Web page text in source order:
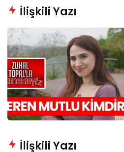
İlişkili Yazı
İlişkili Yazı